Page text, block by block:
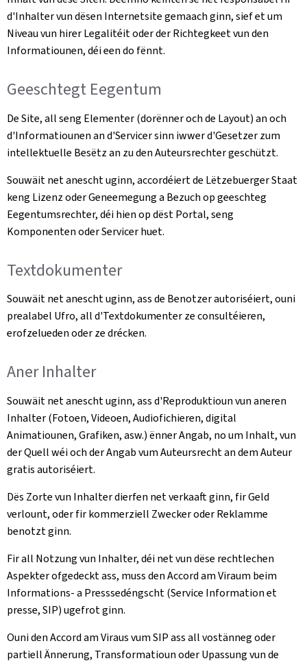
d'Inhalter vun dësen Internetsite gemaach ginn, sief et um
Niveau vun hirer Legalitéit oder der Richtegkeet vun den
Informatiounen, déi een do fënnt.
Geeschtegt Eegentum
De Site, all seng Elementer (dorënner och de Layout) an och
d'Informatiounen an d'Servicer sinn iwwer d'Gesetzer zum
intellektuelle Besëtz an zu den Auteursrechter geschützt.
Souwäit net anescht uginn, accordéiert de Lëtzebuerger Staat
keng Lizenz oder Geneemegung a Bezuch op geeschteg
Eegentumsrechter, déi hien op dëst Portal, seng
Komponenten oder Servicer huet.
Textdokumenter
Souwäit net anescht uginn, ass de Benotzer autoriséiert, ouni
prealabel Ufro, all d'Textdokumenter ze consultéieren,
erofzelueden oder ze drécken.
Aner Inhalter
Souwäit net anescht uginn, ass d'Reproduktioun vun aneren
Inhalter (Fotoen, Videoen, Audiofichieren, digital
Animatiounen, Grafiken, asw.) ënner Angab, no um Inhalt, vun
der Quell wéi och der Angab vum Auteursrecht an dem Auteur
gratis autoriséiert.
Dës Zorte vun Inhalter dierfen net verkaaft ginn, fir Geld
verlount, oder fir kommerziell Zwecker oder Reklamme
benotzt ginn.
Fir all Notzung vun Inhalter, déi net vun dëse rechtlechen
Aspekter ofgedeckt ass, muss den Accord am Viraum beim
Informations- a Presssedéngscht (Service Information et
presse, SIP) ugefrot ginn.
Ouni den Accord am Viraus vum SIP ass all vostänneg oder
partiell Ännerung, Transformatioun oder Upassung vun de